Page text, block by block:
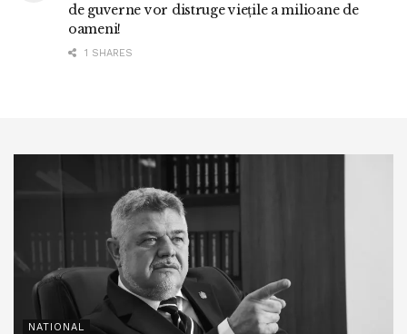
de guverne vor distruge viețile a milioane de
oameni!
1 SHARES
NATIONAL